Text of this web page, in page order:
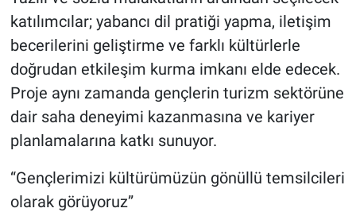
katılımcılar; yabancı dil pratiği yapma, iletişim
becerilerini geliştirme ve farklı kültürlerle
doğrudan etkileşim kurma imkanı elde edecek.
Proje aynı zamanda gençlerin turizm sektörüne
dair saha deneyimi kazanmasına ve kariyer
planlamalarına katkı sunuyor.
“Gençlerimizi kültürümüzün gönüllü temsilcileri
olarak görüyoruz”